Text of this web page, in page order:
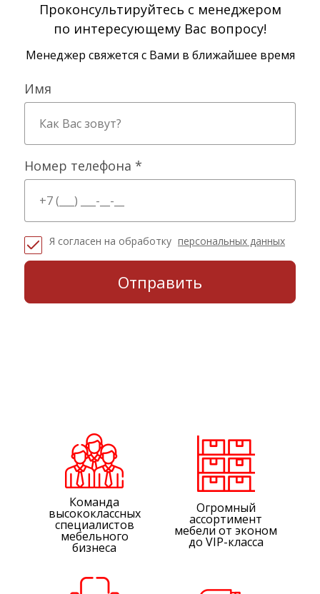
Проконсультируйтесь с менеджером
по интересующему Вас вопросу!
Менеджер свяжется с Вами в ближайшее время
Имя
Номер телефона *
Я согласен на обработку персональных данных
Команда
высококлассных
специалистов
мебельного
бизнеса
Огромный
ассортимент
мебели от эконом
до VIP-класса